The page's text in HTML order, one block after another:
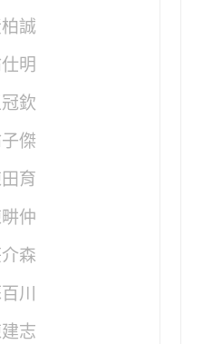
誠
明
冠欽
傑
育
畊仲
森
川
建志